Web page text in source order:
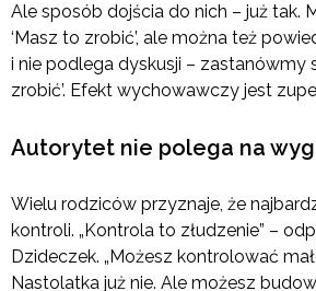
Ale sposób dojścia do nich – już tak.
‘Masz to zrobić’, ale można też
i nie podlega dyskusji – zastanówmy
zrobić’. Efekt wychowawczy jest
Autorytet nie polega na
Wielu rodziców przyznaje, że
kontroli. „Kontrola to złudzenie” –
Dzideczek. „Możesz kontrolować
Nastolatka już nie. Ale możesz